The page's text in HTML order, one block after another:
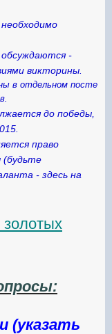
обсуждаются -
викторины.
в отдельном посте
до победы,
право
(будьте
- здесь на
(указать